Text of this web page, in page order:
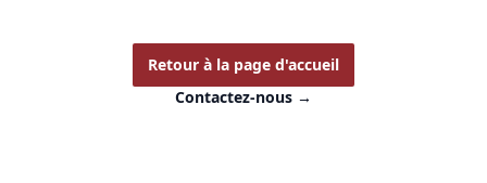
Retour à la page d'accueil
Contactez-nous →